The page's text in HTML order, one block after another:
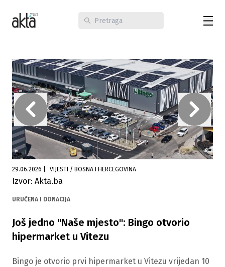
29.06.2026 VIJESTI / BOSNA I HERCEGOVINA
Izvor: Akta.ba
URUČENA I DONACIJA
Još jedno "Naše mjesto": Bingo otvorio
hipermarket u Vitezu
Bingo je otvorio prvi hipermarket u Vitezu vrijedan 10